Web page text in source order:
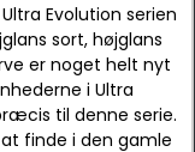
Evolution serien
sort, højglans
er noget helt nyt
i Ultra
til denne serie.
finde i den gamle